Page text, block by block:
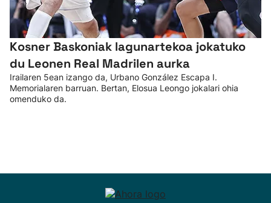
Kosner Baskoniak lagunartekoa jokatuko
du Leonen Real Madrilen aurka
Irailaren 5ean izango da, Urbano González Escapa I.
Memorialaren barruan. Bertan, Elosua Leongo jokalari ohia
omenduko da.